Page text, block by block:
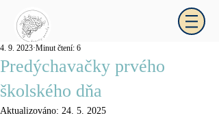
_kráčajpomaly
Predýchavačky prvého
školského dňa
4. 9. 2023 Minut čtení: 6
Aktualizováno: 24. 5. 2025